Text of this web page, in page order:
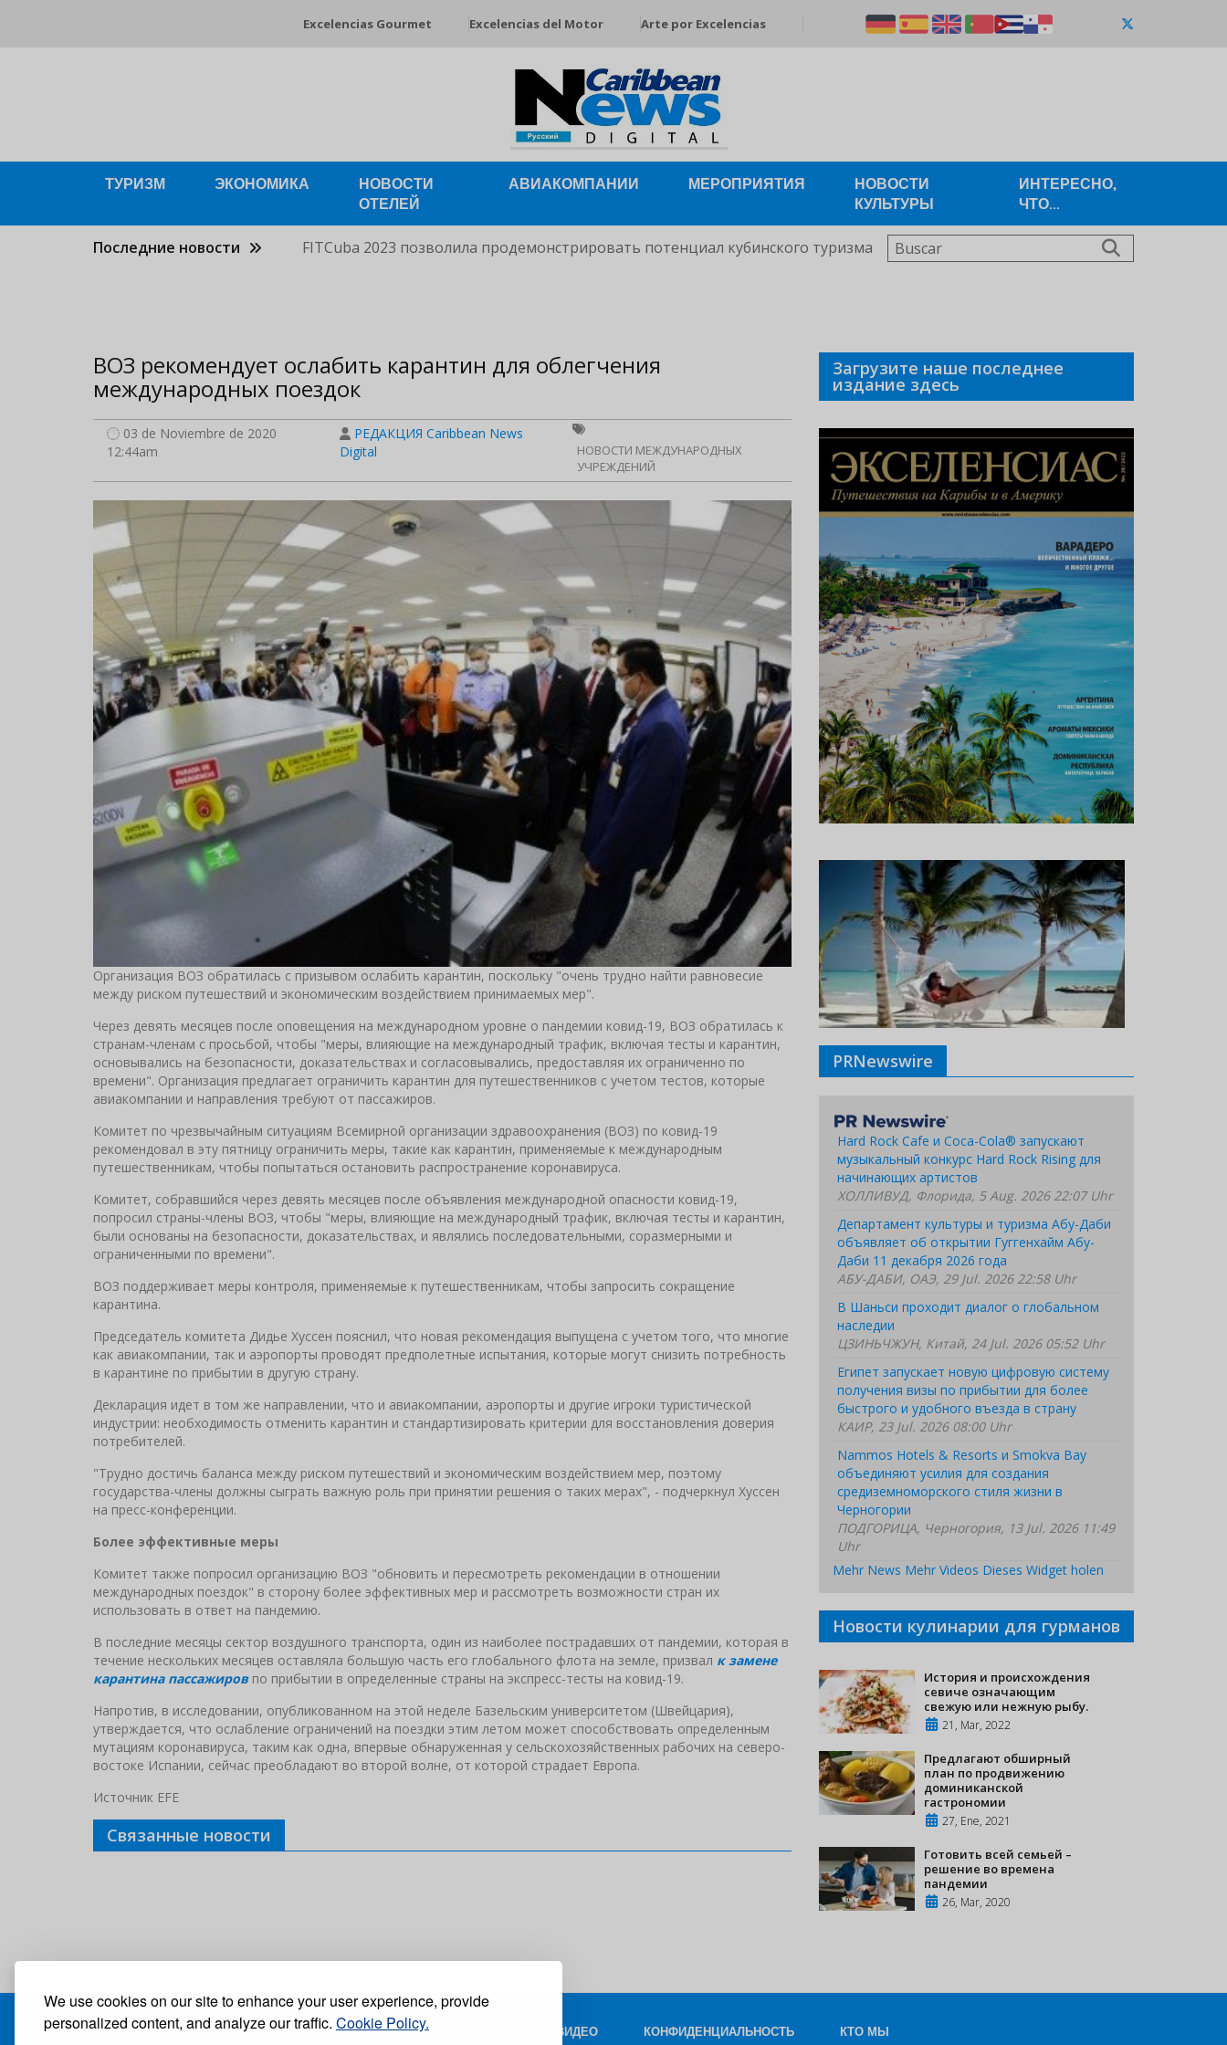
We use cookies on our site to enhance your user experience, provide
personalized content, and analyze our traffic. Cookie Policy.
Excelencias Gourmet Excelencias del Motor Arte por Excelencias
ТУРИЗМ ЭКОНОМИКА
НОВОСТИ
ОТЕЛЕЙ
АВИАКОМПАНИИ МЕРОПРИЯТИЯ
НОВОСТИ
КУЛЬТУРЫ
ИНТЕРЕСНО,
ЧТО...
Последние новости FITCuba 2023 позволила продемонстрировать потенциал кубинского туризма Buscar
ВОЗ рекомендует ослабить карантин для облегчения
международных поездок
03 de Noviembre de 2020
12:44am
РЕДАКЦИЯ Caribbean News
Digital
НОВОСТИ МЕЖДУНАРОДНЫХ
УЧРЕЖДЕНИЙ
Организация ВОЗ обратилась с призывом ослабить карантин, поскольку "очень трудно найти равновесие
между риском путешествий и экономическим воздействием принимаемых мер".
Через девять месяцев после оповещения на международном уровне о пандемии ковид-19, ВОЗ обратилась к
странам-членам с просьбой, чтобы "меры, влияющие на международный трафик, включая тесты и карантин,
основывались на безопасности, доказательствах и согласовывались, предоставляя их ограниченно по
времени". Организация предлагает ограничить карантин для путешественников с учетом тестов, которые
авиакомпании и направления требуют от пассажиров.
Комитет по чрезвычайным ситуациям Всемирной организации здравоохранения (ВОЗ) по ковид-19
рекомендовал в эту пятницу ограничить меры, такие как карантин, применяемые к международным
путешественникам, чтобы попытаться остановить распространение коронавируса.
Комитет, собравшийся через девять месяцев после объявления международной опасности ковид-19,
попросил страны-члены ВОЗ, чтобы "меры, влияющие на международный трафик, включая тесты и карантин,
были основаны на безопасности, доказательствах, и являлись последовательными, соразмерными и
ограниченными по времени".
ВОЗ поддерживает меры контроля, применяемые к путешественникам, чтобы запросить сокращение
карантина.
Председатель комитета Дидье Хуссен пояснил, что новая рекомендация выпущена с учетом того, что многие
как авиакомпании, так и аэропорты проводят предполетные испытания, которые могут снизить потребность
в карантине по прибытии в другую страну.
Декларация идет в том же направлении, что и авиакомпании, аэропорты и другие игроки туристической
индустрии: необходимость отменить карантин и стандартизировать критерии для восстановления доверия
потребителей.
"Трудно достичь баланса между риском путешествий и экономическим воздействием мер, поэтому
государства-члены должны сыграть важную роль при принятии решения о таких мерах", - подчеркнул Хуссен
на пресс-конференции.
Более эффективные меры
Комитет также попросил организацию ВОЗ "обновить и пересмотреть рекомендации в отношении
международных поездок" в сторону более эффективных мер и рассмотреть возможности стран их
использовать в ответ на пандемию.
В последние месяцы сектор воздушного транспорта, один из наиболее пострадавших от пандемии, которая в
течение нескольких месяцев оставляла большую часть его глобального флота на земле, призвал к замене
карантина пассажировпо прибытии в определенные страны на экспресс-тесты на ковид-19.
Напротив, в исследовании, опубликованном на этой неделе Базельским университетом (Швейцария),
утверждается, что ослабление ограничений на поездки этим летом может способствовать определенным
мутациям коронавируса, таким как одна, впервые обнаруженная у сельскохозяйственных рабочих на северо-
востоке Испании, сейчас преобладают во второй волне, от которой страдает Европа.
Источник EFE
Связанные новости
Загрузите наше последнее
издание здесь
PRNewswire
Hard Rock Cafe и Coca-Cola® запускают
музыкальный конкурс Hard Rock Rising для
начинающих артистов
ХОЛЛИВУД, Флорида, 5 Aug. 2026 22:07 Uhr
Департамент культуры и туризма Абу-Даби
объявляет об открытии Гуггенхайм Абу-
Даби 11 декабря 2026 года
АБУ-ДАБИ, ОАЭ, 29 Jul. 2026 22:58 Uhr
В Шаньси проходит диалог о глобальном
наследии
ЦЗИНЬЧЖУН, Китай, 24 Jul. 2026 05:52 Uhr
Египет запускает новую цифровую систему
получения визы по прибытии для более
быстрого и удобного въезда в страну
КАИР, 23 Jul. 2026 08:00 Uhr
Nammos Hotels & Resorts и Smokva Bay
объединяют усилия для создания
средиземноморского стиля жизни в
Черногории
ПОДГОРИЦА, Черногория, 13 Jul. 2026 11:49
Uhr
Mehr News Mehr Videos Dieses Widget holen
Новости кулинарии для гурманов
История и происхождения
севиче означающим
свежую или нежную рыбу.
21, Mar, 2022
Предлагают обширный
план по продвижению
доминиканской
гастрономии
27, Ene, 2021
Готовить всей семьей –
решение во времена
пандемии
26, Mar, 2020
БЛОГ КОНТАКТ ФОТО И ВИДЕО КОНФИДЕНЦИАЛЬНОСТЬ КТО МЫ